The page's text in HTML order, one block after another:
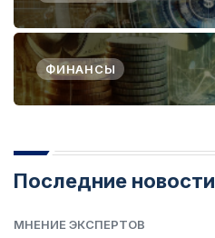
ФИНАНСЫ
Последние новости
МНЕНИЕ ЭКСПЕРТОВ